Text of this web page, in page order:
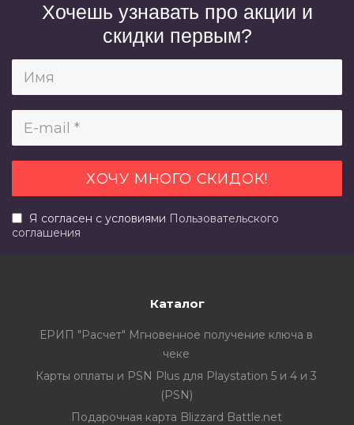
Хочешь узнавать про акции и
скидки первым?
Я согласен с условиями Пользовательского
соглашения
Каталог
ЕРИП "Расчет" Мгновенное получение ключа в
чеке
Карты оплаты и PSN Plus для Playstation 5 и 4 и 3
(PSN)
Подарочная карта Blizzard Battle.net